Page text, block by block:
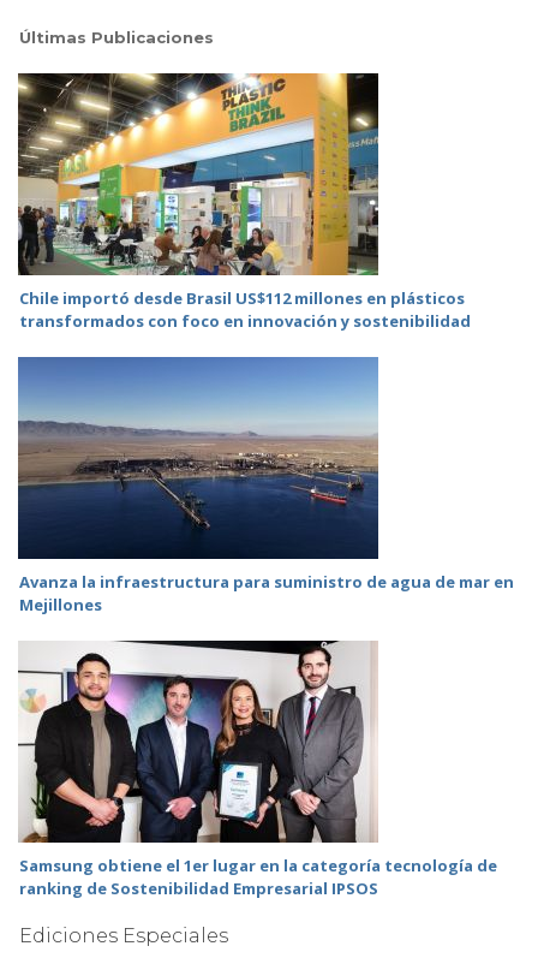
Últimas Publicaciones
Chile importó desde Brasil US$112 millones en plásticos
transformados con foco en innovación y sostenibilidad
Avanza la infraestructura para suministro de agua de mar en
Mejillones
Samsung obtiene el 1er lugar en la categoría tecnología de
ranking de Sostenibilidad Empresarial IPSOS
Ediciones Especiales